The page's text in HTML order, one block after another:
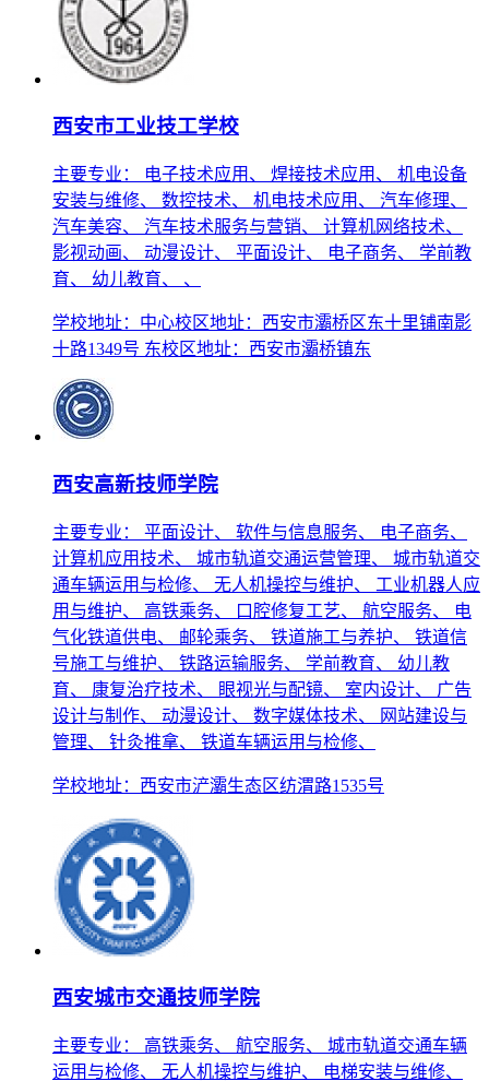
西安市工业技工学校
主要专业： 电子技术应用、 焊接技术应用、 机电设备
安装与维修、 数控技术、 机电技术应用、 汽车修理、
汽车美容、 汽车技术服务与营销、 计算机网络技术、
影视动画、 动漫设计、 平面设计、 电子商务、 学前教
育、 幼儿教育、 、
学校地址：中心校区地址：西安市灞桥区东十里铺南影
十路1349号 东校区地址：西安市灞桥镇东
西安高新技师学院
主要专业： 平面设计、 软件与信息服务、 电子商务、
计算机应用技术、 城市轨道交通运营管理、 城市轨道交
通车辆运用与检修、 无人机操控与维护、 工业机器人应
用与维护、 高铁乘务、 口腔修复工艺、 航空服务、 电
气化铁道供电、 邮轮乘务、 铁道施工与养护、 铁道信
号施工与维护、 铁路运输服务、 学前教育、 幼儿教
育、 康复治疗技术、 眼视光与配镜、 室内设计、 广告
设计与制作、 动漫设计、 数字媒体技术、 网站建设与
管理、 针灸推拿、 铁道车辆运用与检修、
学校地址：西安市浐灞生态区纺渭路1535号
西安城市交通技师学院
主要专业： 高铁乘务、 航空服务、 城市轨道交通车辆
运用与检修、 无人机操控与维护、 电梯安装与维修、